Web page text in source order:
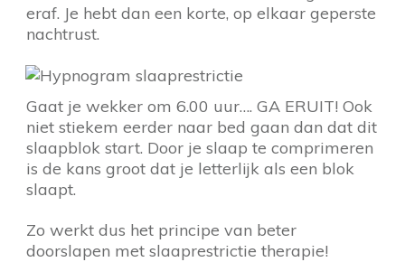
eraf. Je hebt dan een korte, op elkaar geperste
nachtrust.
Gaat je wekker om 6.00 uur…. GA ERUIT! Ook
niet stiekem eerder naar bed gaan dan dat dit
slaapblok start. Door je slaap te comprimeren
is de kans groot dat je letterlijk als een blok
slaapt.
Zo werkt dus het principe van beter
doorslapen met slaaprestrictie therapie!